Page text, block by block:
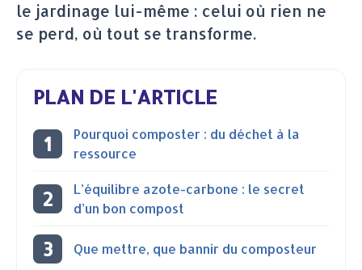
le jardinage lui-même : celui où rien ne
se perd, où tout se transforme.
PLAN DE L'ARTICLE
Pourquoi composter : du déchet à la
ressource
L’équilibre azote-carbone : le secret
d’un bon compost
Que mettre, que bannir du composteur